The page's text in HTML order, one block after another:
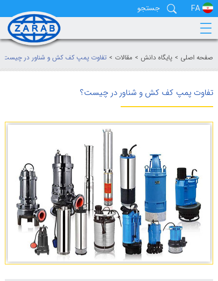
FA
EN
صفحه اصلی پایگاه دانش مقالات تفاوت پمپ کف کش و شناور در چیست؟
تفاوت پمپ کف کش و شناور در چیست؟